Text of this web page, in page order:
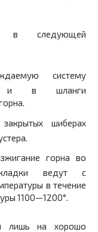
в следующей
систему
и в шланги
шиберах
горна во
ведут с
в течение
1100—1200°.
лишь на хорошо